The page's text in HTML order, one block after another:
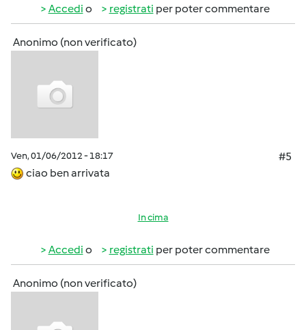
Accedi o registrati per poter commentare
Anonimo (non verificato)
Ven, 01/06/2012 - 18:17
#5
ciao ben arrivata
In cima
Accedi o registrati per poter commentare
Anonimo (non verificato)